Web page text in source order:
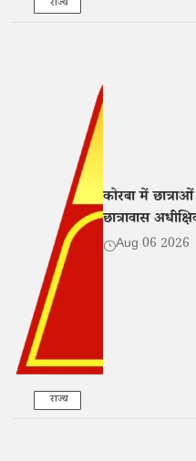
राज्य
राज्य
कोरबा में
छात्रावास
Aug 06 2026